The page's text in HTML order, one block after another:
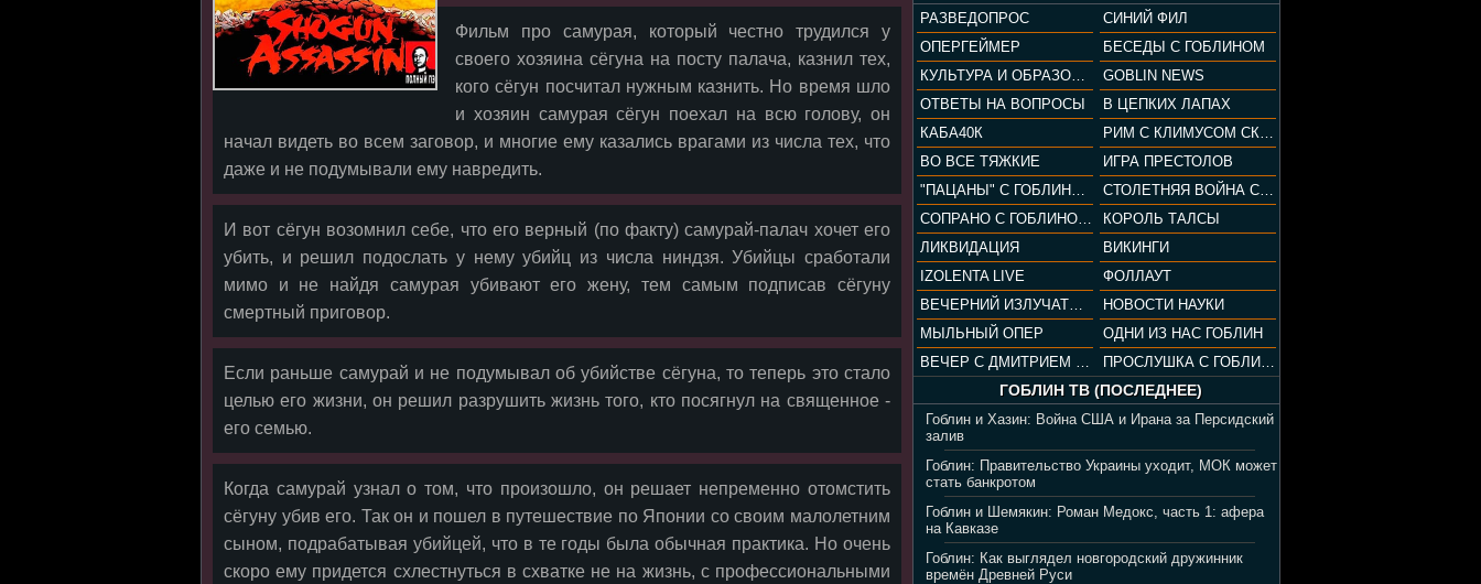
РАЗВЕДОПРОС
СИНИЙ ФИЛ
ОПЕРГЕЙМЕР
БЕСЕДЫ С ГОБЛИНОМ
КУЛЬТУРА И ОБРАЗОВАНИЕ
GOBLIN NEWS
ОТВЕТЫ НА ВОПРОСЫ
В ЦЕПКИХ ЛАПАХ
КАБА40К
РИМ С КЛИМУСОМ СКАРАБЕУСОМ
ВО ВСЕ ТЯЖКИЕ
ИГРА ПРЕСТОЛОВ
"ПАЦАНЫ" С ГОБЛИНОМ
СТОЛЕТНЯЯ ВОЙНА С КЛИМОМ ЖУКОВЫМ И ГОБЛИНОМ
СОПРАНО С ГОБЛИНОМ (РАЗБОР СЕРИАЛА)
КОРОЛЬ ТАЛСЫ
ЛИКВИДАЦИЯ
ВИКИНГИ
IZOLENTA LIVE
ФОЛЛАУТ
ВЕЧЕРНИЙ ИЗЛУЧАТЕЛЬ
НОВОСТИ НАУКИ
МЫЛЬНЫЙ ОПЕР
ОДНИ ИЗ НАС ГОБЛИН
ВЕЧЕР С ДМИТРИЕМ ПУЧКОВЫМ
ПРОСЛУШКА С ГОБЛИНОМ
ГОБЛИН ТВ (ПОСЛЕДНЕЕ)
Гоблин и Хазин: Война США и Ирана за Персидский
залив
Гоблин: Правительство Украины уходит, МОК может
стать банкротом
Гоблин и Шемякин: Роман Медокс, часть 1: афера
на Кавказе
Гоблин: Как выглядел новгородский дружинник
времён Древней Руси
Фильм про самурая, который честно трудился у
своего хозяина сёгуна на посту палача, казнил тех,
кого сёгун посчитал нужным казнить. Но время шло
и хозяин самурая сёгун поехал на всю голову, он
начал видеть во всем заговор, и многие ему казались врагами из числа тех, что
даже и не подумывали ему навредить.
И вот сёгун возомнил себе, что его верный (по факту) самурай-палач хочет его
убить, и решил подослать у нему убийц из числа ниндзя. Убийцы сработали
мимо и не найдя самурая убивают его жену, тем самым подписав сёгуну
смертный приговор.
Если раньше самурай и не подумывал об убийстве сёгуна, то теперь это стало
целью его жизни, он решил разрушить жизнь того, кто посягнул на священное -
его семью.
Когда самурай узнал о том, что произошло, он решает непременно отомстить
сёгуну убив его. Так он и пошел в путешествие по Японии со своим малолетним
сыном, подрабатывая убийцей, что в те годы была обычная практика. Но очень
скоро ему придется схлестнуться в схватке не на жизнь, с профессиональными